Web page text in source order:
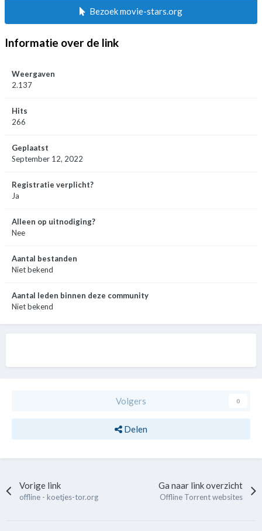
Bezoek movie-stars.org
Informatie over de link
Weergaven
2.137
Hits
266
Geplaatst
September 12, 2022
Registratie verplicht?
Ja
Alleen op uitnodiging?
Nee
Aantal bestanden
Niet bekend
Aantal leden binnen deze community
Niet bekend
Volgers 0
Delen
Vorige link
offline - koetjes-tor.org
Ga naar link overzicht
Offline Torrent websites